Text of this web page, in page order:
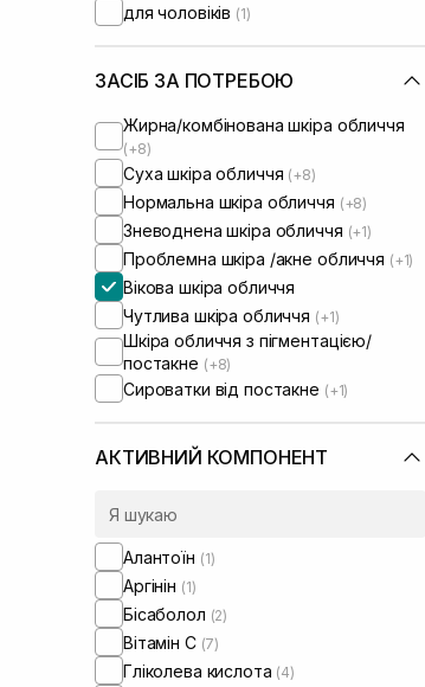
для чоловіків (1)
ЗАСІБ ЗА ПОТРЕБОЮ
Жирна/комбінована шкіра обличчя
(+8)
Суха шкіра обличчя (+8)
Нормальна шкіра обличчя (+8)
Зневоднена шкіра обличчя (+1)
Проблемна шкіра /акне обличчя (+1)
Вікова шкіра обличчя
Чутлива шкіра обличчя (+1)
Шкіра обличчя з пігментацією/
постакне (+8)
Сироватки від постакне (+1)
АКТИВНИЙ КОМПОНЕНТ
Алантоїн (1)
Аргінін (1)
Бісаболол (2)
Вітамін C (7)
Гліколева кислота (4)